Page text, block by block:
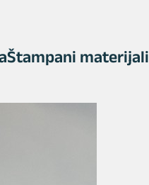
Štampani materijali